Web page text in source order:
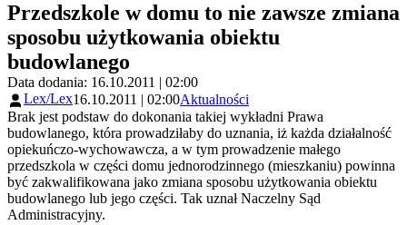
Przedszkole w domu to nie zawsze zmiana
sposobu użytkowania obiektu
budowlanego
Data dodania: 16.10.2011 | 02:00
Lex/Lex16.10.2011 | 02:00Aktualności
Brak jest podstaw do dokonania takiej wykładni Prawa
budowlanego, która prowadziłaby do uznania, iż każda działalność
opiekuńczo-wychowawcza, a w tym prowadzenie małego
przedszkola w części domu jednorodzinnego (mieszkaniu) powinna
być zakwalifikowana jako zmiana sposobu użytkowania obiektu
budowlanego lub jego części. Tak uznał Naczelny Sąd
Administracyjny.